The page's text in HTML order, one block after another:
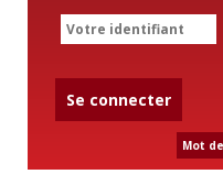
Se connecter
Mot